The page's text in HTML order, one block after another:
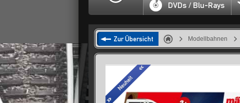
DVDs / Blu-Rays
Zur Übersicht Modellbahnen